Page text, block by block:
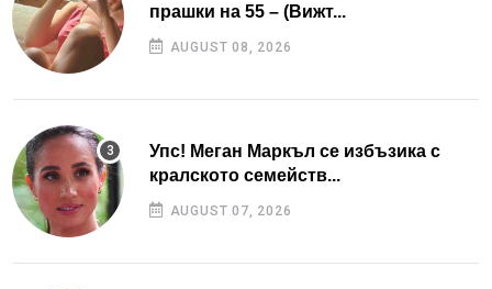
прашки на 55 – (Вижт...
AUGUST 08, 2026
Упс! Меган Маркъл се избъзика с
кралското семейств...
AUGUST 07, 2026